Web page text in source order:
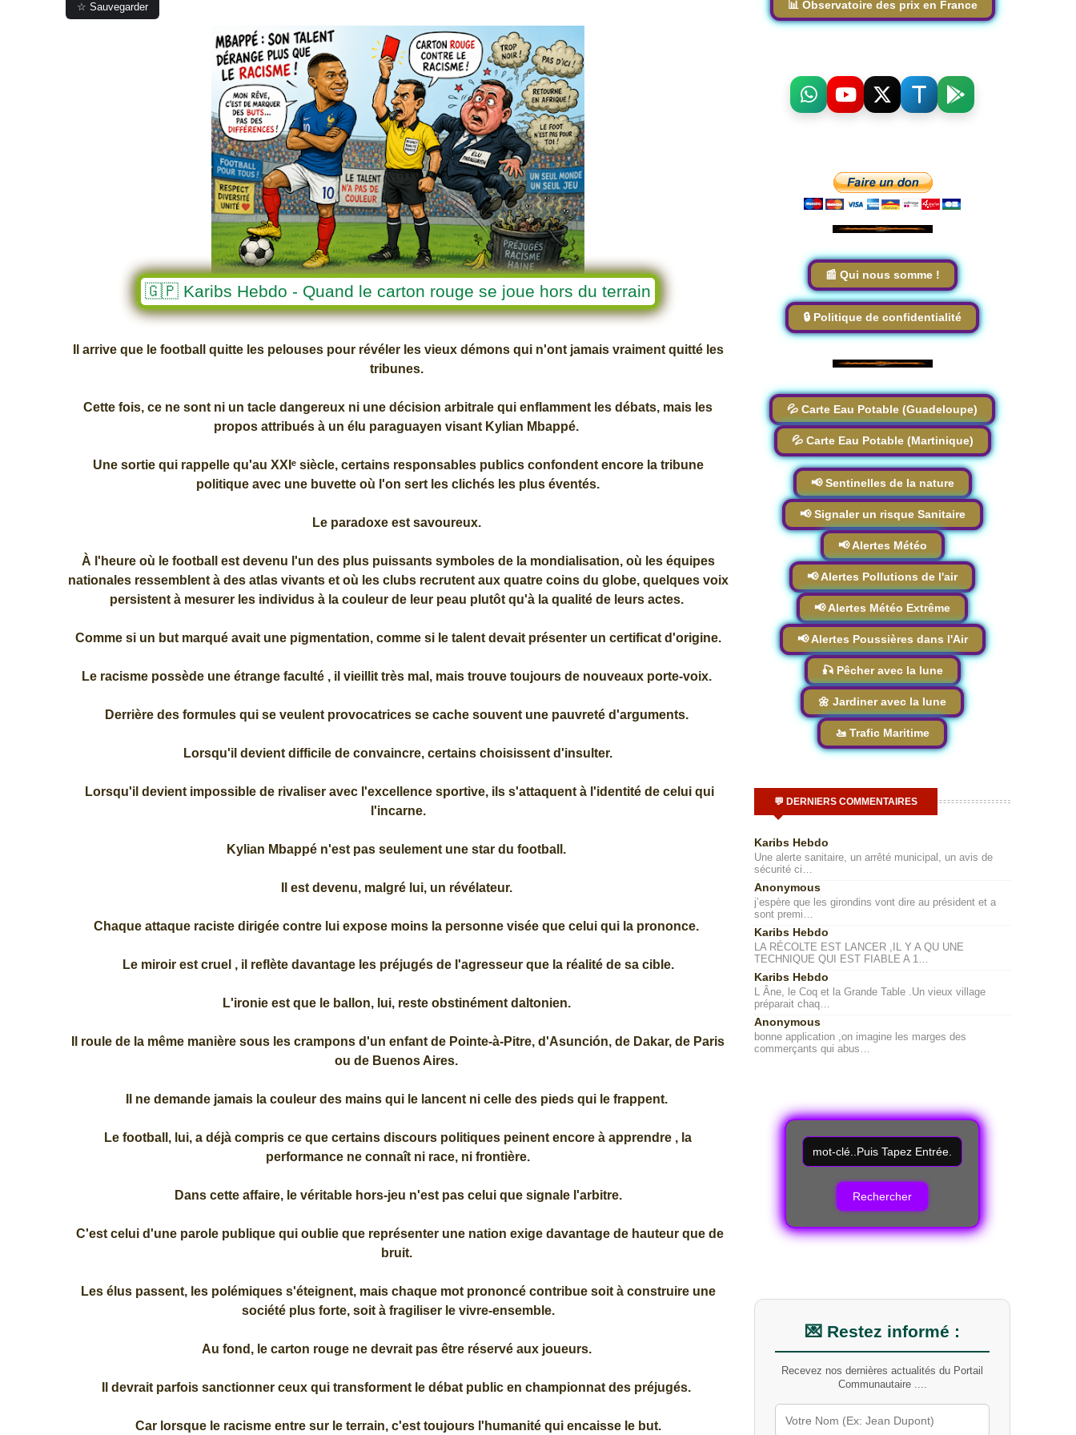
☆ Sauvegarder
🇬🇵 Karibs Hebdo - Quand le carton rouge se joue hors du terrain
Il arrive que le football quitte les pelouses pour révéler les vieux démons qui n'ont jamais vraiment quitté les
tribunes.
Cette fois, ce ne sont ni un tacle dangereux ni une décision arbitrale qui enflamment les débats, mais les
propos attribués à un élu paraguayen visant Kylian Mbappé.
Une sortie qui rappelle qu'au XXIᵉ siècle, certains responsables publics confondent encore la tribune
politique avec une buvette où l'on sert les clichés les plus éventés.
Le paradoxe est savoureux.
À l'heure où le football est devenu l'un des plus puissants symboles de la mondialisation, où les équipes
nationales ressemblent à des atlas vivants et où les clubs recrutent aux quatre coins du globe, quelques voix
persistent à mesurer les individus à la couleur de leur peau plutôt qu'à la qualité de leurs actes.
Comme si un but marqué avait une pigmentation, comme si le talent devait présenter un certificat d'origine.
Le racisme possède une étrange faculté , il vieillit très mal, mais trouve toujours de nouveaux porte-voix.
Derrière des formules qui se veulent provocatrices se cache souvent une pauvreté d'arguments.
Lorsqu'il devient difficile de convaincre, certains choisissent d'insulter.
Lorsqu'il devient impossible de rivaliser avec l'excellence sportive, ils s'attaquent à l'identité de celui qui
l'incarne.
Kylian Mbappé n'est pas seulement une star du football.
Il est devenu, malgré lui, un révélateur.
Chaque attaque raciste dirigée contre lui expose moins la personne visée que celui qui la prononce.
Le miroir est cruel , il reflète davantage les préjugés de l'agresseur que la réalité de sa cible.
L'ironie est que le ballon, lui, reste obstinément daltonien.
Il roule de la même manière sous les crampons d'un enfant de Pointe-à-Pitre, d'Asunción, de Dakar, de Paris
ou de Buenos Aires.
Il ne demande jamais la couleur des mains qui le lancent ni celle des pieds qui le frappent.
Le football, lui, a déjà compris ce que certains discours politiques peinent encore à apprendre , la
performance ne connaît ni race, ni frontière.
Dans cette affaire, le véritable hors-jeu n'est pas celui que signale l'arbitre.
C'est celui d'une parole publique qui oublie que représenter une nation exige davantage de hauteur que de
bruit.
Les élus passent, les polémiques s'éteignent, mais chaque mot prononcé contribue soit à construire une
société plus forte, soit à fragiliser le vivre-ensemble.
Au fond, le carton rouge ne devrait pas être réservé aux joueurs.
Il devrait parfois sanctionner ceux qui transforment le débat public en championnat des préjugés.
Car lorsque le racisme entre sur le terrain, c'est toujours l'humanité qui encaisse le but.
📊 Observatoire des prix en France
📰 Qui nous somme !
🔒 Politique de confidentialité
💦 Carte Eau Potable (Guadeloupe)
💦 Carte Eau Potable (Martinique)
📢 Sentinelles de la nature
📢 Signaler un risque Sanitaire
📢 Alertes Météo
📢 Alertes Pollutions de l'air
📢 Alertes Météo Extrême
📢 Alertes Poussières dans l'Air
🎣 Pêcher avec la lune
🌼 Jardiner avec la lune
🚤 Trafic Maritime
💬 DERNIERS COMMENTAIRES
Karibs Hebdo
Une alerte sanitaire, un arrêté municipal, un avis de
sécurité ci…
Anonymous
j’espère que les girondins vont dire au président et a
sont premi…
Karibs Hebdo
LA RÉCOLTE EST LANCER ,IL Y A QU UNE
TECHNIQUE QUI EST FIABLE A 1…
Karibs Hebdo
L Âne, le Coq et la Grande Table .Un vieux village
préparait chaq…
Anonymous
bonne application ,on imagine les marges des
commerçants qui abus…
R
e
c
m
o
t
-
l
é
💌 Restez informé :
Recevez nos dernières actualités du Portail
Communautaire ....